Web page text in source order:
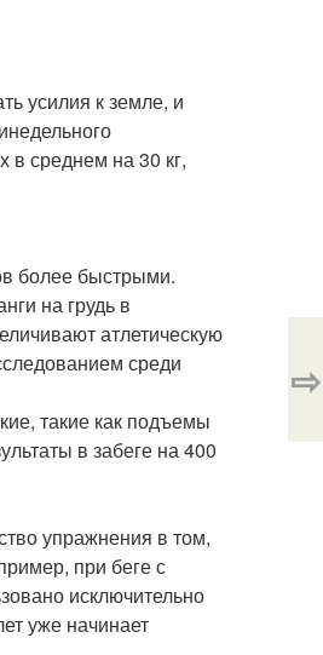
усилия к земле, и
в среднем на 30 кг,
более быстрыми.
на грудь в
атлетическую
среди
такие как подъемы
в забеге на 400
упражнения в том,
при беге с
исключительно
уже начинает
⇨